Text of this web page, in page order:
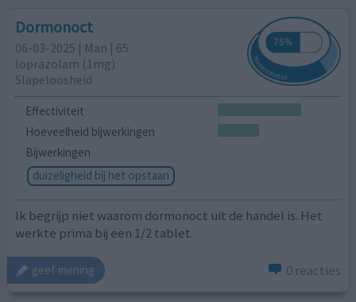
Dormonoct
06-03-2025 | Man | 65
loprazolam (1mg)
Slapeloosheid
Effectiviteit
Hoeveelheid bijwerkingen
Bijwerkingen
duizeligheid bij het opstaan
Ik begrijp niet waarom dormonoct uit de handel is. Het
werkte prima bij een 1/2 tablet.
geef mening 0 reacties